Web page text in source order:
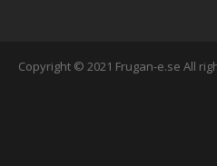
Copyright © 2021 Frugan-e.se All